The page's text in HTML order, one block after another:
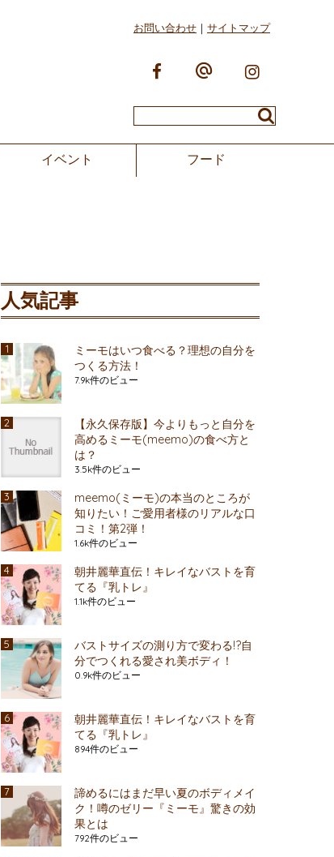
お問い合わせ サイトマップ
イベント フード
人気記事
ミーモはいつ食べる？理想の自分を
つくる方法！
7.9k件のビュー
【永久保存版】今よりもっと自分を
高めるミーモ(meemo)の食べ方と
は？
3.5k件のビュー
meemo(ミーモ)の本当のところが
知りたい！ご愛用者様のリアルな口
コミ！第2弾！
1.6k件のビュー
朝井麗華直伝！キレイなバストを育
てる『乳トレ』
1.1k件のビュー
バストサイズの測り方で変わる!?自
分でつくれる愛され美ボディ！
0.9k件のビュー
朝井麗華直伝！キレイなバストを育
てる『乳トレ』
894件のビュー
諦めるにはまだ早い夏のボディメイ
ク！噂のゼリー『ミーモ』驚きの効
果とは
792件のビュー